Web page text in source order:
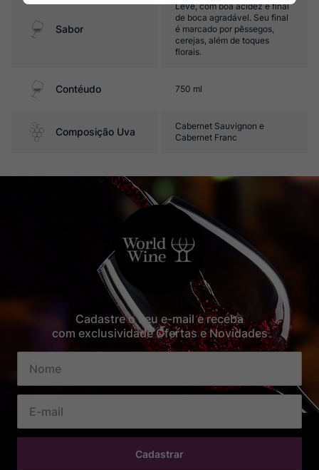
Sabor
Leve, com boa acidez e final
de boca agradável. Seu final
é marcado por pêssegos,
cerejas, além de toques
florais.
Contéudo 750 ml
Composição Uva
Cabernet Sauvignon e
Cabernet Franc
Cadastre o seu e-mail e receba
com exclusividade Ofertas e Novidades
Cadastrar